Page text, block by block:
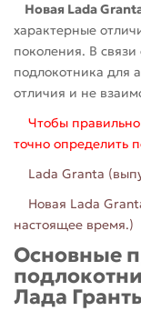
Новая Lada
характерные
поколения. В
подлокотника для
отличия и не
Чтобы правильно
точно определить
Lada Granta
Новая Lada
настоящее время.)
Основные
Лада